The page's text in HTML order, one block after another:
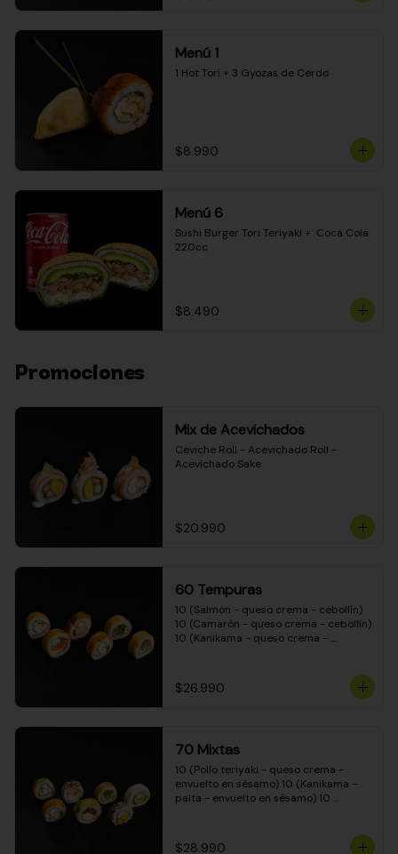
Menú 1
1 Hot Tori + 3 Gyozas de Cerdo
$8.990
Menú 6
Sushi Burger Tori Teriyaki +  Coca Cola
220cc
$8.490
Promociones
Mix de Acevichados
Ceviche Roll - Acevichado Roll -
Acevichado Sake
$20.990
60 Tempuras
10 (Salmón - queso crema - cebollín)
10 (Camarón - queso crema - cebollín)
10 (Kanikama - queso crema -
crema - cebollín) 10 (Carne - queso
crema - cebollín)
$26.990
70 Mixtas
10 (Pollo teriyaki - queso crema -
envuelto en sésamo) 10 (Kanikama -
palta - envuelto en sésamo) 10
- envuelto en queso crema) 10
$28.990